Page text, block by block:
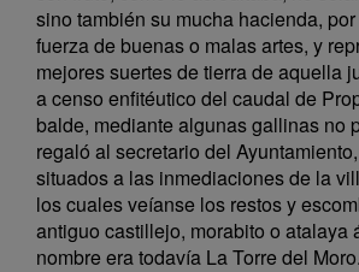
sino también su mucha hacienda,
fuerza de buenas o malas artes, y
mejores suertes de tierra de aquella
a censo enfitéutico del caudal de
balde, mediante algunas gallinas no
regaló al secretario del
situados a las inmediaciones de la
los cuales veíanse los restos y
antiguo castillejo, morabito o atalaya
nombre era todavía La Torre del Moro.